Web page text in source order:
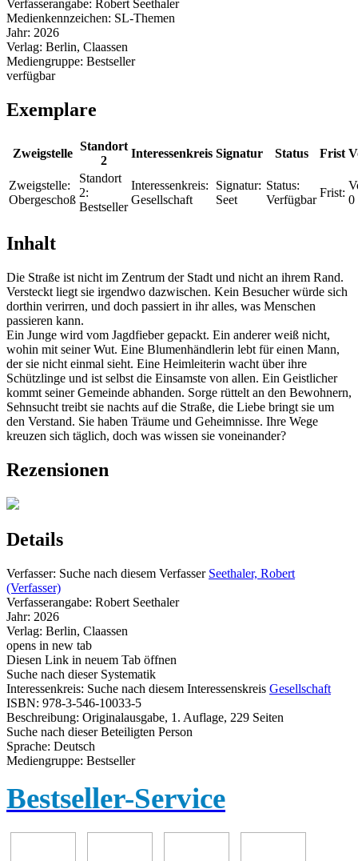
Verfasserangabe: Robert Seethaler
Medienkennzeichen: SL-Themen
Jahr: 2026
Verlag: Berlin, Claassen
Mediengruppe: Bestseller
verfügbar
Exemplare
Zweigstelle
Standort
2
Interessenkreis Signatur Status Frist
Zweigstelle:
Obergeschoß
Standort
2:
Bestseller
Interessenkreis:
Gesellschaft
Signatur:
Seet
Status:
Verfügbar
Frist:
0
Inhalt
Die Straße ist nicht im Zentrum der Stadt und nicht an ihrem Rand.
Versteckt liegt sie irgendwo dazwischen. Kein Besucher würde sich
dorthin verirren, und doch passiert in ihr alles, was Menschen
passieren kann.
Ein Junge wird vom Jagdfieber gepackt. Ein anderer weiß nicht,
wohin mit seiner Wut. Eine Blumenhändlerin lebt für einen Mann,
der sie nicht einmal sieht. Eine Heimleiterin wacht über ihre
Schützlinge und ist selbst die Einsamste von allen. Ein Geistlicher
kommt seiner Gemeinde abhanden. Sorge rüttelt an den Bewohnern,
Sehnsucht treibt sie nachts auf die Straße, die Liebe bringt sie um
den Verstand. Sie haben Träume und Geheimnisse. Ihre Wege
kreuzen sich täglich, doch was wissen sie voneinander?
Rezensionen
Details
Verfasser: Suche nach diesem Verfasser Seethaler, Robert
(Verfasser)
Verfasserangabe: Robert Seethaler
Jahr: 2026
Verlag: Berlin, Claassen
opens in new tab
Diesen Link in neuem Tab öffnen
Suche nach dieser Systematik
Interessenkreis: Suche nach diesem Interessenskreis Gesellschaft
ISBN: 978-3-546-10033-5
Beschreibung: Originalausgabe, 1. Auflage, 229 Seiten
Suche nach dieser Beteiligten Person
Sprache: Deutsch
Mediengruppe: Bestseller
Bestseller-Service